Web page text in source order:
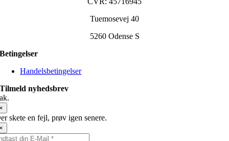
Tuemosevej 40
5260 Odense S
Betingelser
Handelsbetingelser
Tilmeld nyhedsbrev
skete en fejl, prøv igen senere.